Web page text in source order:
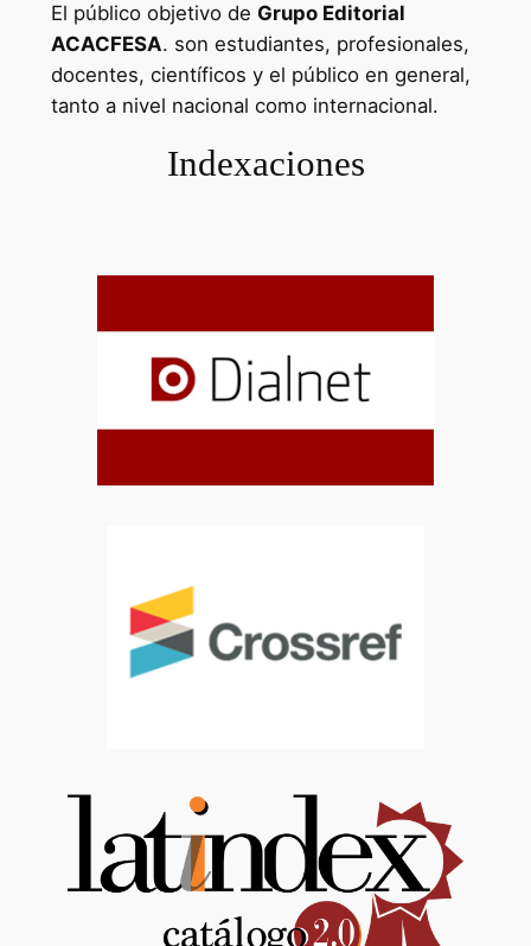
El público objetivo de Grupo Editorial
ACACFESA. son estudiantes, profesionales,
docentes, científicos y el público en general,
tanto a nivel nacional como internacional.
Indexaciones